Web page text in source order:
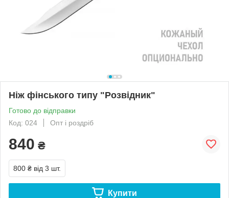
Ніж фінського типу "Розвідник"
Готово до відправки
Код: 024
Опт і роздріб
840 ₴
800 ₴ від 3 шт.
Купити